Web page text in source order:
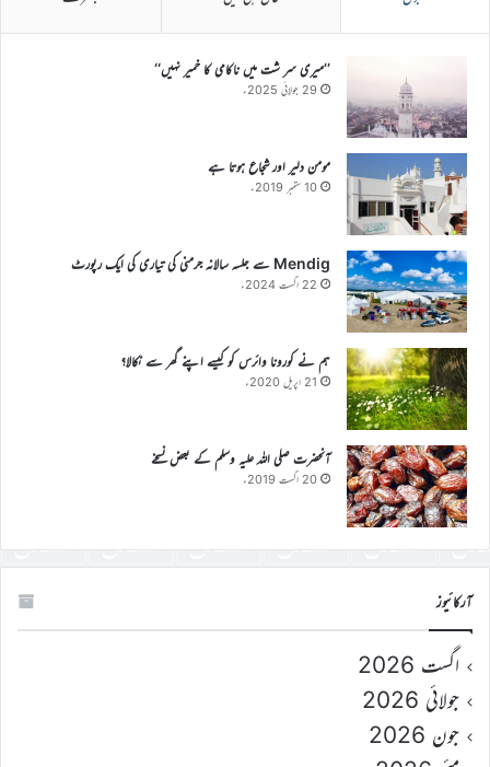
’’میری سر شت میں ناکامی کا خمیر نہیں‘‘
29 جولائی 2025ء
مومن دلیر اور شجاع ہوتا ہے
10 ستمبر 2019ء
Mendig سے جلسہ سالانہ جرمنی کی تیاری کی ایک رپورٹ
22 اگست 2024ء
ہم نے کورونا وائرس کو کیسے اپنے گھر سے نکالا؟
21 اپریل 2020ء
آنحضرت صلی اللہ علیہ وسلم کے بعض نسخے
20 اگست 2019ء
آرکائیوز
اگست 2026
جولائی 2026
جون 2026